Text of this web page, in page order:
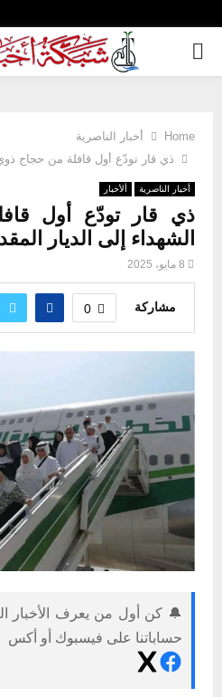
PRIMARY
Home
أخبار الناصرية
ذي قار تودّع أول قافلة من حجاج
أخبار الناصرية ألأخبار
ذي قار تودّع أول
الشهداء إلى الديار
8 مايو، 2025
مشاركة 0
🔔 كن أول من يعرف الأخبار
حساباتنا على فيسبوك أو أكس